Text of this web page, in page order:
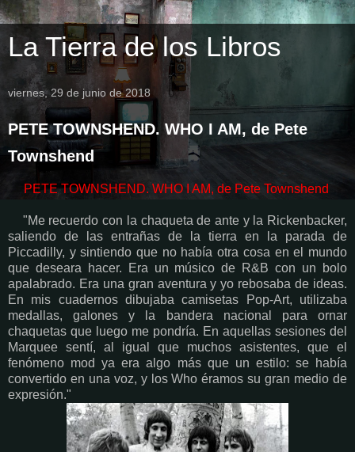
La Tierra de los Libros
viernes, 29 de junio de 2018
PETE TOWNSHEND. WHO I AM, de Pete
Townshend
PETE TOWNSHEND. WHO I AM, de Pete Townshend
"Me recuerdo con la chaqueta de ante y la Rickenbacker,
saliendo de las entrañas de la tierra en la parada de
Piccadilly, y sintiendo que no había otra cosa en el mundo
que deseara hacer. Era un músico de R&B con un bolo
apalabrado. Era una gran aventura y yo rebosaba de ideas.
En mis cuadernos dibujaba camisetas Pop-Art, utilizaba
medallas, galones y la bandera nacional para ornar
chaquetas que luego me pondría. En aquellas sesiones del
Marquee sentí, al igual que muchos asistentes, que el
fenómeno mod ya era algo más que un estilo: se había
convertido en una voz, y los Who éramos su gran medio de
expresión."